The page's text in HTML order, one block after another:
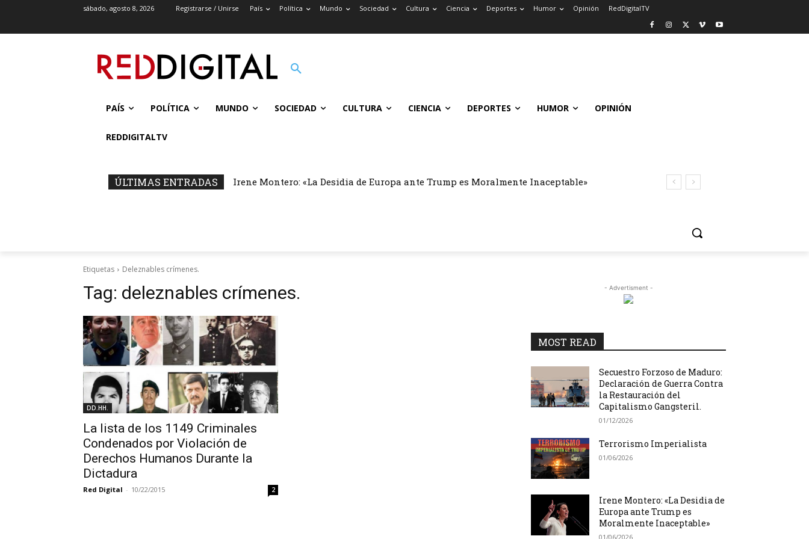
sábado, agosto 8, 2026 Registrarse / Unirse País Política Mundo Sociedad Cultura Ciencia Deportes Humor Opinión RedDigitalTV
PAÍS POLÍTICA MUNDO SOCIEDAD CULTURA CIENCIA DEPORTES HUMOR OPINIÓN
REDDIGITALTV
ÚLTIMAS ENTRADAS Irene Montero: «La Desidia de Europa ante Trump es Moralmente Inaceptable»
Etiquetas Deleznables crímenes.
Tag: deleznables crímenes.
DD.HH.
La lista de los 1149 Criminales
Condenados por Violación de
Derechos Humanos Durante la
Dictadura
Red Digital - 10/22/2015 2
- Advertisment -
MOST READ
Secuestro Forzoso de Maduro:
Declaración de Guerra Contra
la Restauración del
Capitalismo Gangsteril.
01/12/2026
Terrorismo Imperialista
01/06/2026
Irene Montero: «La Desidia de
Europa ante Trump es
Moralmente Inaceptable»
01/06/2026